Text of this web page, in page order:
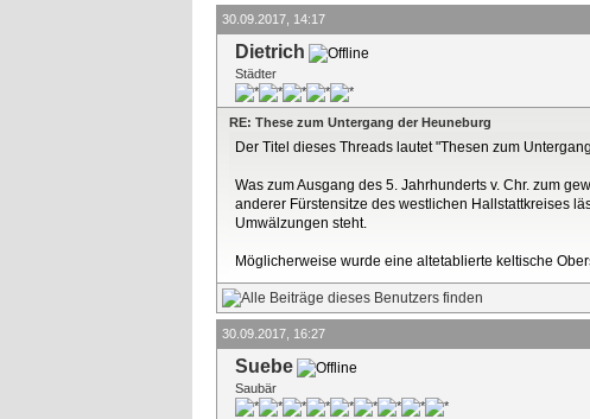
30.09.2017, 14:17
Dietrich
Städter
RE: These zum Untergang der Heuneburg
Der Titel dieses Threads lautet "Thesen zum
Was zum Ausgang des 5. Jahrhunderts v. Chr. zum
anderer Fürstensitze des westlichen Hallstattkreises
Umwälzungen steht.
Möglicherweise wurde eine altetablierte keltische
30.09.2017, 16:27
Suebe
Saubär